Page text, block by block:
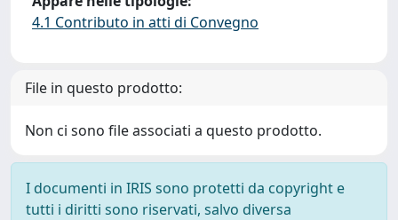
4.1 Contributo in atti di Convegno
File in questo prodotto:
Non ci sono file associati a questo prodotto.
I documenti in IRIS sono protetti da copyright e
tutti i diritti sono riservati, salvo diversa